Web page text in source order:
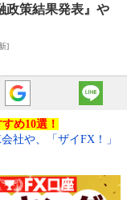
政策結果発表』や
]
め10選！
社や、「ザイFX！」